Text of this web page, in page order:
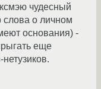
чудесный
слова о личном
основания) -
еще